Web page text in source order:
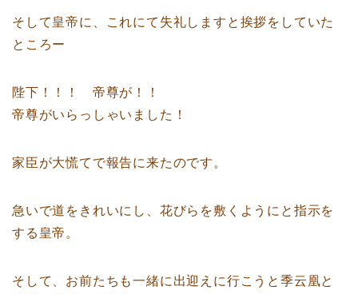
そして皇帝に、これにて失礼しますと挨拶をしていた
ところー
陛下！！！ 帝尊が！！
帝尊がいらっしゃいました！
家臣が大慌てで報告に来たのです。
急いで道をきれいにし、花びらを敷くようにと指示を
する皇帝。
そして、お前たちも一緒に出迎えに行こうと季云凰と